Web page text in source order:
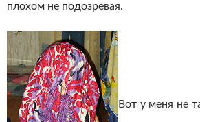
плохом не подозревая.
Вот у меня не